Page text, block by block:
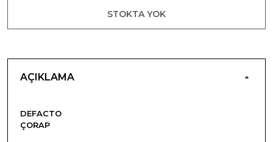
STOKTA YOK
AÇIKLAMA
DEFACTO
ÇORAP